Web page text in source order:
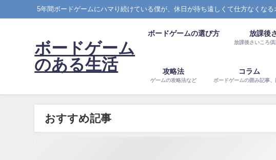
5年間ボードゲームにハマり続けている僕が、休日が待ち遠しくて仕方なくな
ボードゲーム
のある生活
ボードゲームの選び方 放課後
放課後さいころ
攻略法
ゲームの攻略法など
コラム
ボードゲームの囲み記事、
おすすめ記事